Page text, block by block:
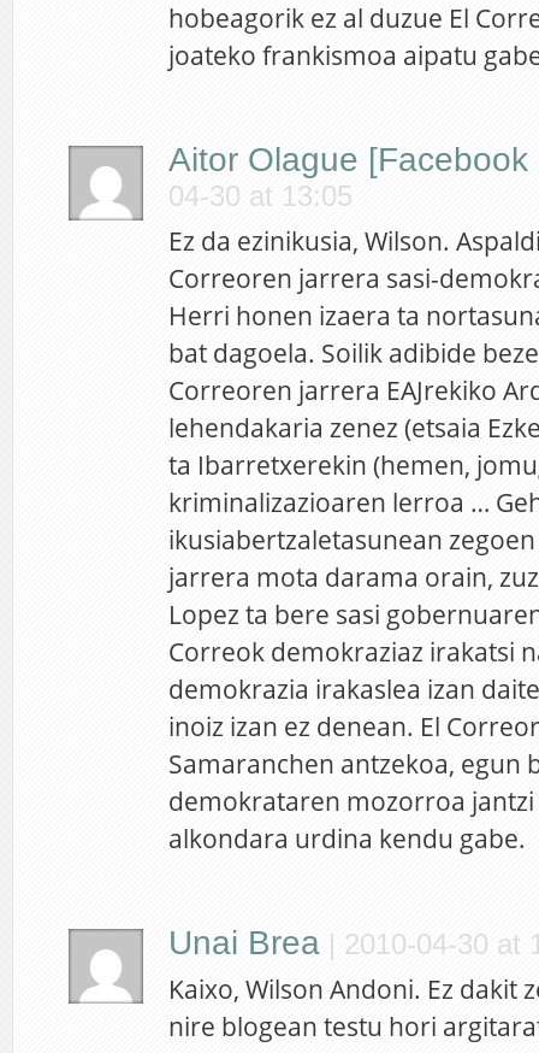
hobeagorik ez al duzue El
joateko frankismoa aipatu
Aitor Olague [Facebook
04-30 at 13:05
Ez da ezinikusia, Wilson.
Correoren jarrera sasi-
Herri honen izaera ta
bat dagoela. Soilik adibide
Correoren jarrera EAJrekiko
lehendakaria zenez (etsaia
ta Ibarretxerekin (hemen,
kriminalizazioaren lerroa …
ikusiabertzaletasunean
jarrera mota darama orain,
Lopez ta bere sasi
Correok demokraziaz irakatsi
demokrazia irakaslea izan
inoiz izan ez denean. El
Samaranchen antzekoa, egun
demokrataren mozorroa jantzi
alkondara urdina kendu gabe.
Unai Brea | 2010-04-30 at
Kaixo, Wilson Andoni. Ez dakit
nire blogean testu hori